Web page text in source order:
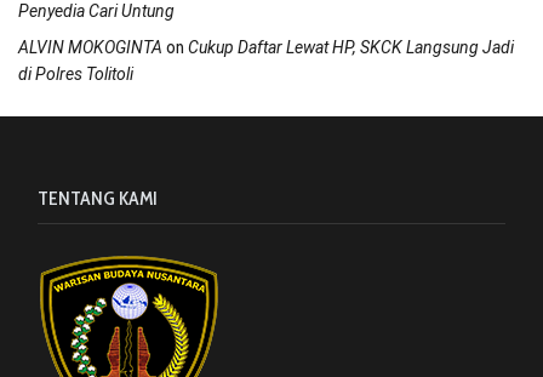
Penyedia Cari Untung
ALVIN MOKOGINTA on Cukup Daftar Lewat HP, SKCK Langsung Jadi
di Polres Tolitoli
TENTANG KAMI